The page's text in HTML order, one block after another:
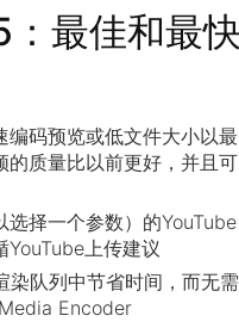
最佳和最快
编码预览或低文件大小以最
的质量比以前更好，并且可
选择一个参数）的YouTube
YouTube上传建议
队列中节省时间，而无需
Encoder